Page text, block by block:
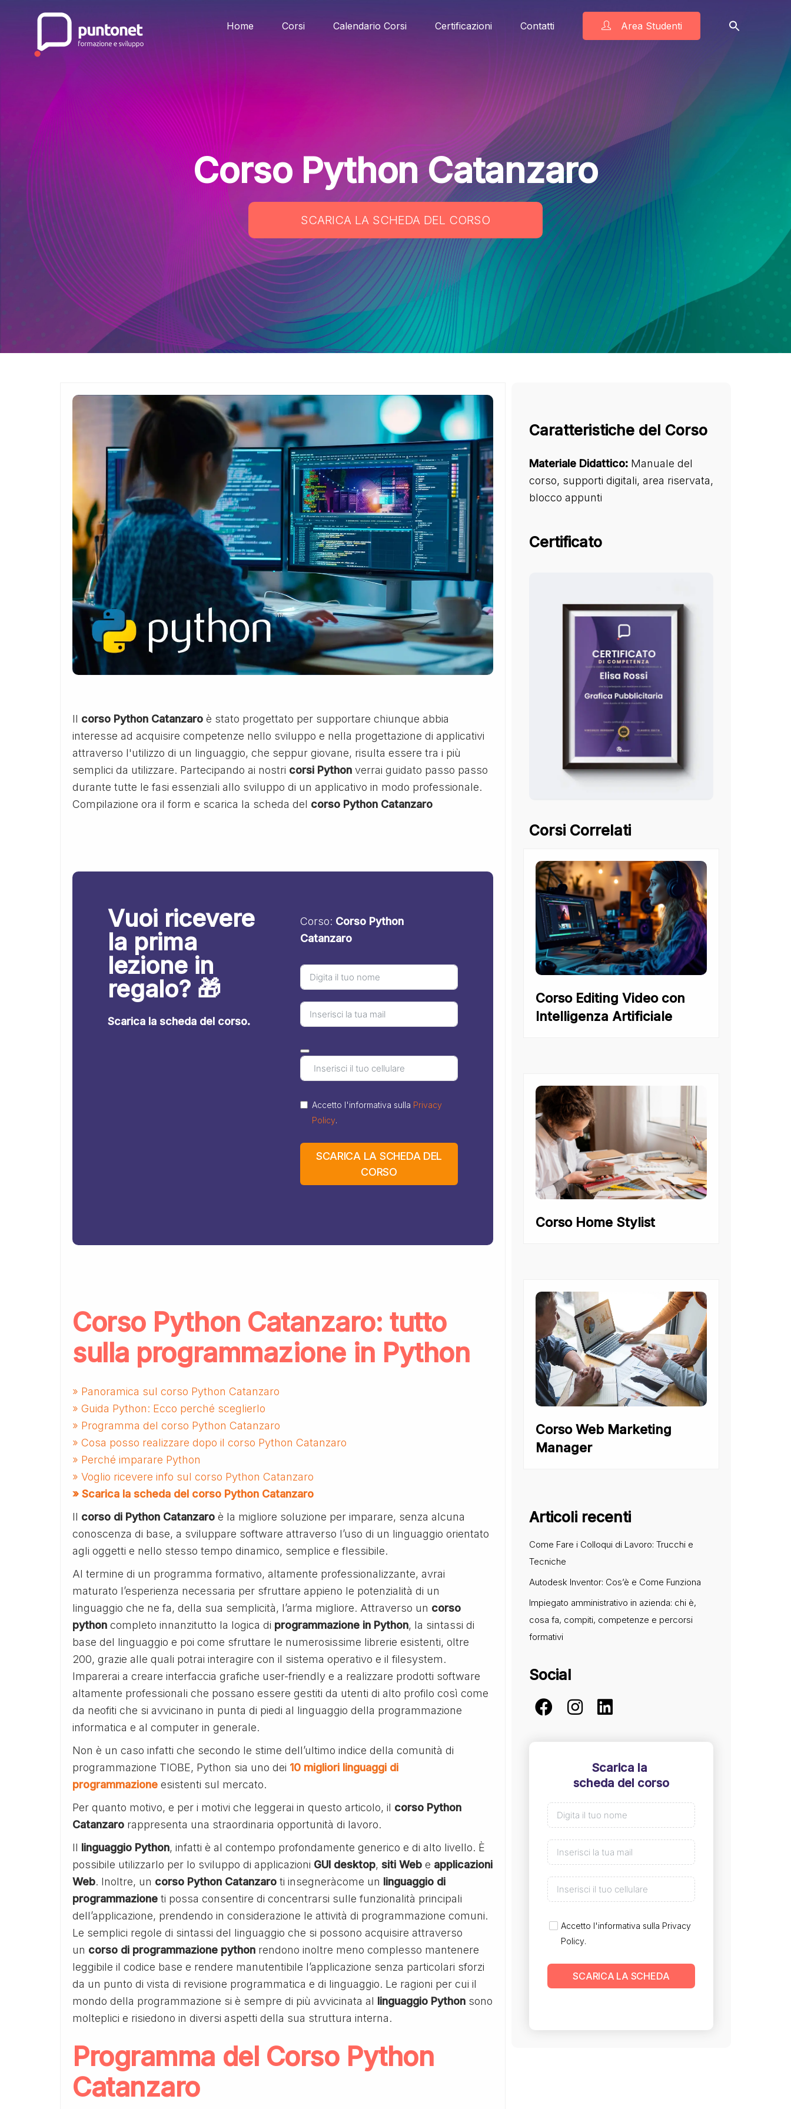
Home Corsi Calendario Corsi Certificazioni Contatti Area Studenti
Corso Python Catanzaro
SCARICA LA SCHEDA DEL CORSO
Il corso Python Catanzaro è stato progettato per supportare chiunque abbia
interesse ad acquisire competenze nello sviluppo e nella progettazione di applicativi
attraverso l'utilizzo di un linguaggio, che seppur giovane, risulta essere tra i più
semplici da utilizzare. Partecipando ai nostri corsi Python verrai guidato passo passo
durante tutte le fasi essenziali allo sviluppo di un applicativo in modo professionale.
Compilazione ora il form e scarica la scheda del corso Python Catanzaro
Vuoi ricevere
la prima
lezione in
regalo? 🎁
Scarica la scheda del corso.
Corso: Corso Python
Catanzaro
Accetto l'informativa sulla Privacy
Policy.
SCARICA LA SCHEDA DEL
CORSO
Corso Python Catanzaro: tutto
sulla programmazione in Python
» Panoramica sul corso Python Catanzaro
» Guida Python: Ecco perché sceglierlo
» Programma del corso Python Catanzaro
» Cosa posso realizzare dopo il corso Python Catanzaro
» Perché imparare Python
» Voglio ricevere info sul corso Python Catanzaro
» Scarica la scheda del corso Python Catanzaro
Il corso di Python Catanzaro è la migliore soluzione per imparare, senza alcuna
conoscenza di base, a sviluppare software attraverso l’uso di un linguaggio orientato
agli oggetti e nello stesso tempo dinamico, semplice e flessibile.
Al termine di un programma formativo, altamente professionalizzante, avrai
maturato l’esperienza necessaria per sfruttare appieno le potenzialità di un
linguaggio che ne fa, della sua semplicità, l’arma migliore. Attraverso un corso
python completo innanzitutto la logica di programmazione in Python, la sintassi di
base del linguaggio e poi come sfruttare le numerosissime librerie esistenti, oltre
200, grazie alle quali potrai interagire con il sistema operativo e il filesystem.
Imparerai a creare interfaccia grafiche user-friendly e a realizzare prodotti software
altamente professionali che possano essere gestiti da utenti di alto profilo così come
da neofiti che si avvicinano in punta di piedi al linguaggio della programmazione
informatica e al computer in generale.
Non è un caso infatti che secondo le stime dell’ultimo indice della comunità di
programmazione TIOBE, Python sia uno dei 10 migliori linguaggi di
programmazione esistenti sul mercato.
Per quanto motivo, e per i motivi che leggerai in questo articolo, il corso Python
Catanzaro rappresenta una straordinaria opportunità di lavoro.
Il linguaggio Python, infatti è al contempo profondamente generico e di alto livello. È
possibile utilizzarlo per lo sviluppo di applicazioni GUI desktop, siti Web e applicazioni
Web. Inoltre, un corso Python Catanzaro ti insegneràcome un linguaggio di
programmazione ti possa consentire di concentrarsi sulle funzionalità principali
dell’applicazione, prendendo in considerazione le attività di programmazione comuni.
Le semplici regole di sintassi del linguaggio che si possono acquisire attraverso
un corso di programmazione python rendono inoltre meno complesso mantenere
leggibile il codice base e rendere manutentibile l’applicazione senza particolari sforzi
da un punto di vista di revisione programmatica e di linguaggio. Le ragioni per cui il
mondo della programmazione si è sempre di più avvicinata al linguaggio Python sono
molteplici e risiedono in diversi aspetti della sua struttura interna.
Programma del Corso Python
Catanzaro
Caratteristiche del Corso
Materiale Didattico:Manuale del
corso, supporti digitali, area riservata,
blocco appunti
Certificato
Corsi Correlati
Corso Editing Video con
Intelligenza Artificiale
Corso Home Stylist
Corso Web Marketing
Manager
Articoli recenti
Come Fare i Colloqui di Lavoro: Trucchi e
Tecniche
Autodesk Inventor: Cos’è e Come Funziona
Impiegato amministrativo in azienda: chi è,
cosa fa, compiti, competenze e percorsi
formativi
Social
Scarica la
scheda del corso
Accetto l'informativa sulla Privacy
Policy.
SCARICA LA SCHEDA